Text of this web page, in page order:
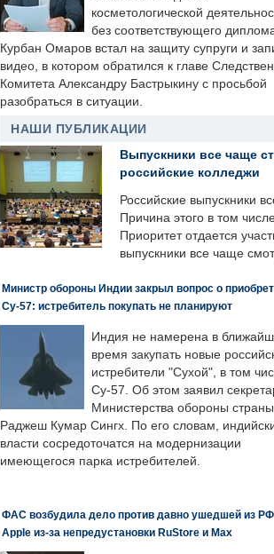
косметологической
без соответствующего
Курбан Омаров встал на защиту супруги и
видео, в котором обратился к главе
Комитета Александру Бастрыкину с просьбой
разобраться в ситуации.
НАШИ ПУБЛИКАЦИИ
Выпускники все чаще
российские колледжи
Российские выпускники
Причина этого в том
Приоритет отдается
выпускники все чаще
Министр обороны Индии закрыл вопрос о
Су-57: истребитель покупать не планируют
Индия не намерена в
время закупать новые
истребители "Сухой", в том
Су-57. Об этом заявил
Министерства обороны страны
Раджеш Кумар Сингх. По его словам,
власти сосредоточатся на модернизации
имеющегося парка истребителей.
ФАС возбудила дело против давно ушедшей из РФ
Apple из-за непредустановки RuStore и Max